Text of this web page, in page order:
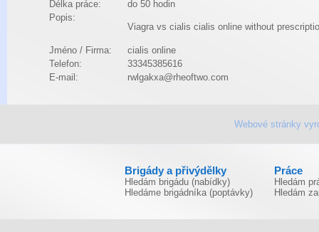
Délka práce:
do 50 hodin
Popis:
Viagra vs cialis cialis online without
Jméno / Firma:
cialis online
Telefon:
33345385616
E-mail:
rwlgakxa@rheoftwo.com
Webové stránky
Brigády a přivýdělky
Hledám brigádu (nabídky)
Hledáme brigádníka (poptávky)
Práce
Hledám
Hledám